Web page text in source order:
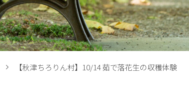
【秋津ちろりん村】10/14 茹で落花生の収穫体験